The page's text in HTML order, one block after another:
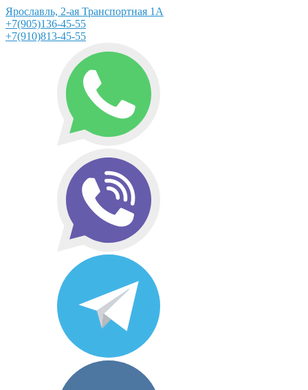
Ярославль, 2-ая Транспортная 1А
+7(905)136-45-55
+7(910)813-45-55